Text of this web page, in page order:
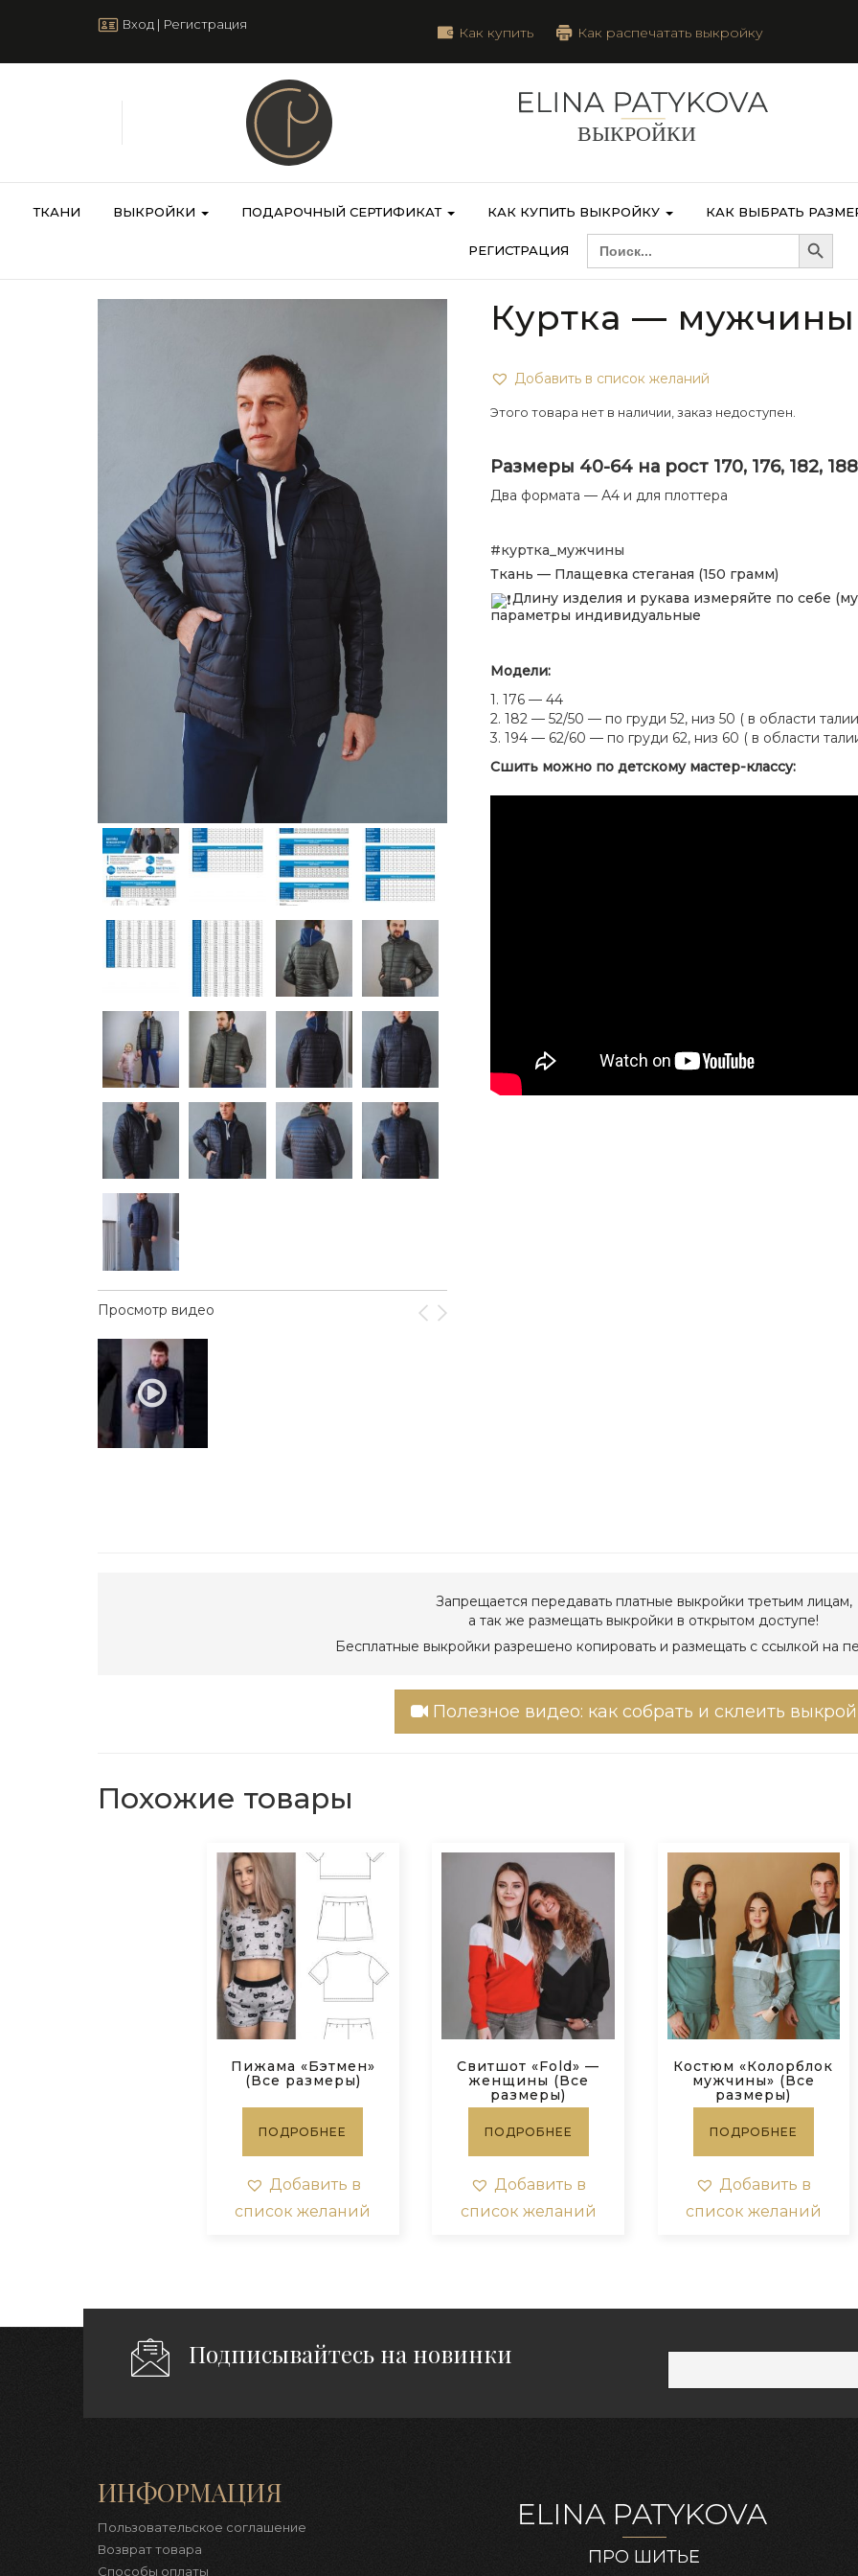
Как купить Как распечатать выкройку
Вход | Регистрация
ТКАНИ ВЫКРОЙКИ ПОДАРОЧНЫЙ СЕРТИФИКАТ КАК КУПИТЬ ВЫКРОЙКУ КАК ВЫБРАТЬ
РЕГИСТРАЦИЯ
SEARCH
FOR:
Search Button
Просмотр видео
Куртка —
Добавить в список желаний
Этого товара нет в наличии, заказ недоступен.
Размеры 40-64 на рост 170, 176, 182,
Два формата — А4 и для плоттера
#куртка_мужчины
Ткань — Плащевка стеганая (150 грамм)
Длину изделия и рукава измеряйте по себе
параметры индивидуальные
Модели:
1. 176 — 44
2. 182 — 52/50 — по груди 52, низ 50 ( в области
3. 194 — 62/60 — по груди 62, низ 60 ( в области
Сшить можно по детскому мастер-классу:
Запрещается передавать платные выкройки третьим лицам,
а так же размещать выкройки в открытом доступе!
Бесплатные выкройки разрешено копировать и размещать с ссылкой на
Полезное видео: как собрать и склеить
Похожие товары
Пижама «Бэтмен»
(Все размеры)
ПОДРОБНЕЕ
Добавить в
список желаний
Свитшот «Fold» —
женщины (Все
размеры)
ПОДРОБНЕЕ
Добавить в
список желаний
Костюм «Колорблок
мужчины» (Все
размеры)
ПОДРОБНЕЕ
Добавить в
список желаний
Подписывайтесь на новинки
ИНФОРМАЦИЯ
Пользовательское соглашение
Возврат товара
Способы оплаты